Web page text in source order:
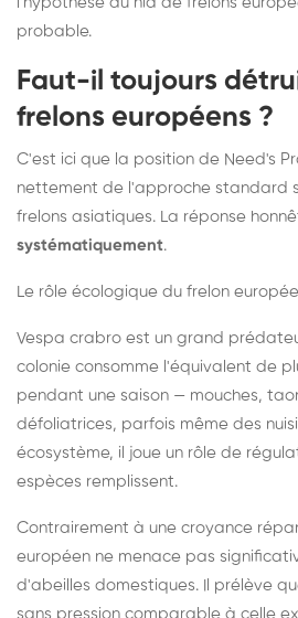
probable.
Faut-il toujours
frelons européens ?
C'est ici que la position de Need's
nettement de l'approche standard
frelons asiatiques. La réponse
systématiquement.
Le rôle écologique du frelon
Vespa crabro est un grand
colonie consomme l'équivalent de
pendant une saison — mouches,
défoliatrices, parfois même des
écosystème, il joue un rôle de
espèces remplissent.
Contrairement à une croyance
européen ne menace pas
d'abeilles domestiques. Il prélève
sans pression comparable à celle